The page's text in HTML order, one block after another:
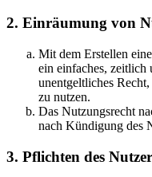
2. Einräumung von
Mit dem Erstellen
ein einfaches, zeitlich
unentgeltliches
zu nutzen.
Das Nutzungsrecht
nach Kündigung des
3. Pflichten des